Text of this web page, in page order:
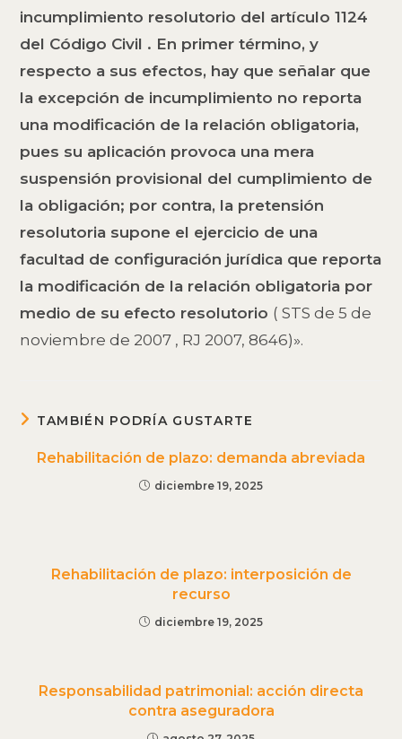
incumplimiento resolutorio del artículo 1124
del Código Civil . En primer término, y
respecto a sus efectos, hay que señalar que
la excepción de incumplimiento no reporta
una modificación de la relación obligatoria,
pues su aplicación provoca una mera
suspensión provisional del cumplimiento de
la obligación; por contra, la pretensión
resolutoria supone el ejercicio de una
facultad de configuración jurídica que reporta
la modificación de la relación obligatoria por
medio de su efecto resolutorio ( STS de 5 de
noviembre de 2007 , RJ 2007, 8646)».
TAMBIÉN PODRÍA GUSTARTE
Rehabilitación de plazo: demanda abreviada
diciembre 19, 2025
Rehabilitación de plazo: interposición de
recurso
diciembre 19, 2025
Responsabilidad patrimonial: acción directa
contra aseguradora